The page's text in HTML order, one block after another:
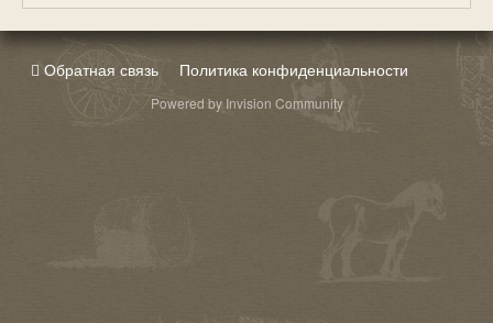
Обратная связь Политика конфиденциальности
Powered by Invision Community